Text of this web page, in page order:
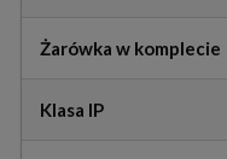
Żarówka w komplecie
Klasa IP